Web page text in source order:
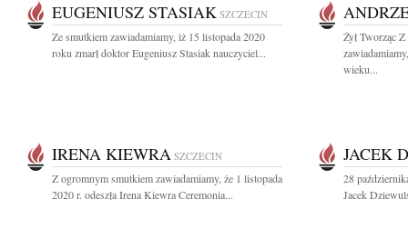
EUGENIUSZ STASIAK SZCZECIN
Ze smutkiem zawiadamiamy, iż 15 listopada 2020
roku zmarł doktor Eugeniusz Stasiak nauczyciel...
Żył Tworząc
wieku...
IRENA KIEWRA SZCZECIN
Z ogromnym smutkiem zawiadamiamy, że 1 listopada
2020 r. odeszła Irena Kiewra Ceremonia...
JACEK
28
Jacek